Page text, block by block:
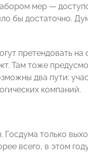
мер —
бы достаточно.
претендовать на
Там тоже
два пути:
компаний.
только
всего, в этом